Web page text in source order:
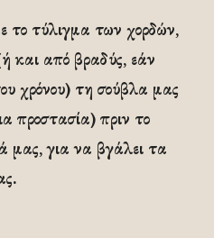
το τύλιγμα των χορδών,
και από βραδύς, εάν
χρόνου) τη σούβλα μας
προστασία) πριν το
μας, για να βγάλει τα